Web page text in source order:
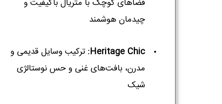
فضاهای کوچک با متریال باکیفیت و
چیدمان هوشمند
Heritage Chic: ترکیب وسایل قدیمی و
مدرن، بافت‌های غنی و حس نوستالژی
شیک